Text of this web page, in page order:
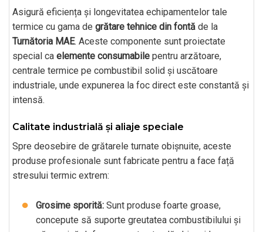
Asigură eficiența și longevitatea echipamentelor tale
termice cu gama de grătare tehnice din fontă de la
Turnătoria MAE. Aceste componente sunt proiectate
special ca elemente consumabile pentru arzătoare,
centrale termice pe combustibil solid și uscătoare
industriale, unde expunerea la foc direct este constantă și
intensă.
Calitate industrială și aliaje speciale
Spre deosebire de grătarele turnate obișnuite, aceste
produse profesionale sunt fabricate pentru a face față
stresului termic extrem:
Grosime sporită: Sunt produse foarte groase,
concepute să suporte greutatea combustibilului și